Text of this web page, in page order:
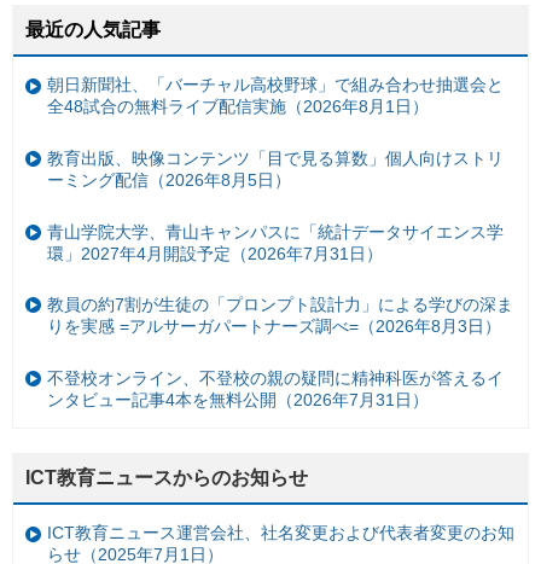
最近の人気記事
朝日新聞社、「バーチャル高校野球」で組み合わせ抽選会と
全48試合の無料ライブ配信実施（2026年8月1日）
教育出版、映像コンテンツ「目で見る算数」個人向けストリ
ーミング配信（2026年8月5日）
青山学院大学、青山キャンパスに「統計データサイエンス学
環」2027年4月開設予定（2026年7月31日）
教員の約7割が生徒の「プロンプト設計力」による学びの深ま
りを実感 =アルサーガパートナーズ調べ=（2026年8月3日）
不登校オンライン、不登校の親の疑問に精神科医が答えるイ
ンタビュー記事4本を無料公開（2026年7月31日）
ICT教育ニュースからのお知らせ
ICT教育ニュース運営会社、社名変更および代表者変更のお知
らせ（2025年7月1日）